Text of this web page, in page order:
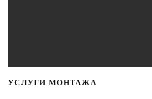
УСЛУГИ МОНТАЖА